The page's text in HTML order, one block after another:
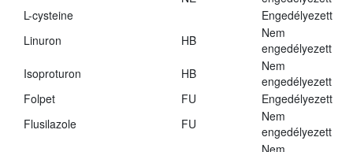
L-cysteine
Engedélyezett
Linuron
HB
Nem
engedélyezett
Isoproturon
HB
Nem
engedélyezett
Folpet
FU
Engedélyezett
Flusilazole
FU
Nem
engedélyezett